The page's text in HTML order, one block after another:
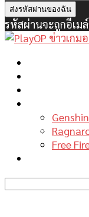
รหัสผ่านจะถูกอีเม
Free